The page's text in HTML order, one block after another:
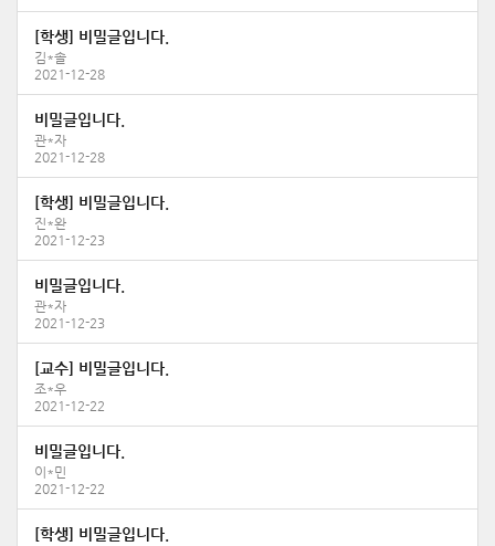
[학생] 비밀글입니다.
김*솔
2021-12-28
비밀글입니다.
관*자
2021-12-28
[학생] 비밀글입니다.
진*완
2021-12-23
비밀글입니다.
관*자
2021-12-23
[교수] 비밀글입니다.
조*우
2021-12-22
비밀글입니다.
이*민
2021-12-22
[학생] 비밀글입니다.